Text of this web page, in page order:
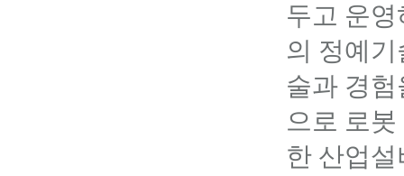
두고 운
의 정예
술과 경
으로 로
한 산업